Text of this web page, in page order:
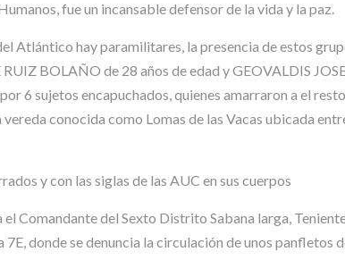
fue un incansable defensor de la vida y la paz.
Atlántico hay paramilitares, la presencia de estos
BOLAÑO de 28 años de edad y GEOVALDIS
6 sujetos encapuchados, quienes amarraron a el
conocida como Lomas de las Vacas ubicada
y con las siglas de las AUC en sus cuerpos
Comandante del Sexto Distrito Sabana larga,
donde se denuncia la circulación de unos panfletos